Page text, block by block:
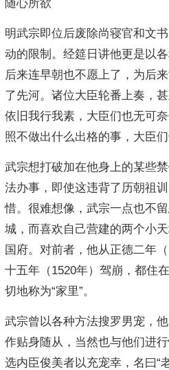
随心所欲
明武宗即位后废除尚寝官和文
动的限制。经筵日讲他更是以
后来连早朝也不愿上了，为后
了先河。诸位大臣轮番上奏，
依旧我行我素，大臣们也无可
照不做出什么出格的事，大臣们
武宗想打破加在他身上的某些
法办事，即使这违背了历朝祖
惜。很难想像，武宗一点也不
城，而喜欢自己营建的两个小
国府。对前者，他从正德二年
十五年（1520年）驾崩，都住
切地称为“家里”。
武宗曾以各种方法搜罗男宠，
作贴身随从，当然也与他们进
选内臣俊美者以充宠幸，名曰“